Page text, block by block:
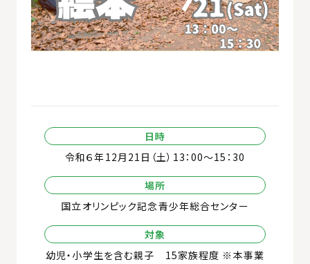
日時
令和６年12月21日（土）13：00～15：30
場所
国立オリンピック記念青少年総合センター
対象
幼児・小学生を含む親子 15家族程度 ※本事業